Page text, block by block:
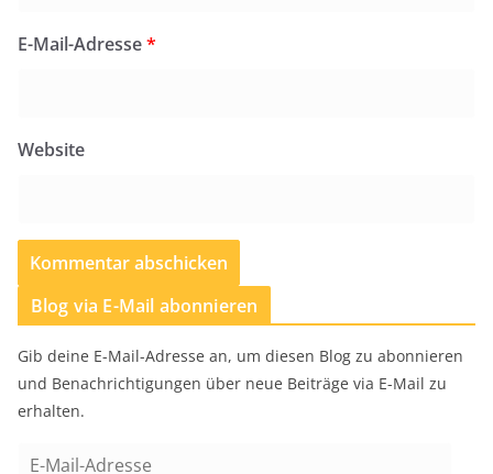
E-Mail-Adresse*
Website
Blog via E-Mail abonnieren
Gib deine E-Mail-Adresse an, um diesen Blog zu abonnieren
und Benachrichtigungen über neue Beiträge via E-Mail zu
erhalten.